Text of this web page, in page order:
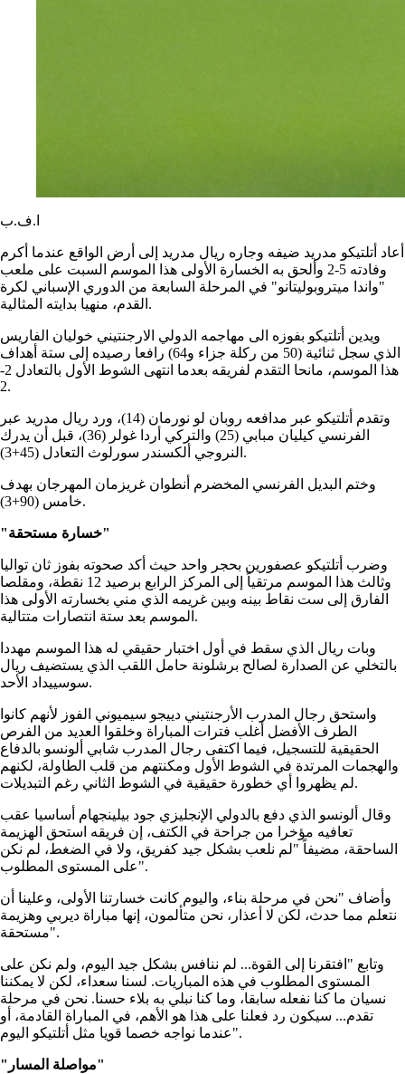
ا.ف.ب
أعاد أتلتيكو مدريد ضيفه وجاره ريال مدريد إلى أرض الواقع عندما أكرم
وفادته 5-2 وألحق به الخسارة الأولى هذا الموسم السبت على ملعب
"واندا ميتروبوليتانو" في المرحلة السابعة من الدوري الإسباني لكرة
القدم، منهيا بدايته المثالية.
ويدين أتلتيكو بفوزه الى مهاجمه الدولي الارجنتيني خوليان الفاريس
الذي سجل ثنائية (50 من ركلة جزاء و64) رافعا رصيده إلى ستة أهداف
هذا الموسم، مانحا التقدم لفريقه بعدما انتهى الشوط الأول بالتعادل 2-
2.
وتقدم أتلتيكو عبر مدافعه روبان لو نورمان (14)، ورد ريال مدريد عبر
الفرنسي كيليان مبابي (25) والتركي أردا غولر (36)، قبل أن يدرك
النروجي ألكسندر سورلوث التعادل (45+3).
وختم البديل الفرنسي المخضرم أنطوان غريزمان المهرجان بهدف
خامس (90+3).
"خسارة مستحقة"
وضرب أتلتيكو عصفورين بحجر واحد حيث أكد صحوته بفوز ثان تواليا
وثالث هذا الموسم مرتقياً إلى المركز الرابع برصيد 12 نقطة، ومقلصا
الفارق إلى ست نقاط بينه وبين غريمه الذي مني بخسارته الأولى هذا
الموسم بعد ستة انتصارات متتالية.
وبات ريال الذي سقط في أول اختبار حقيقي له هذا الموسم مهددا
بالتخلي عن الصدارة لصالح برشلونة حامل اللقب الذي يستضيف ريال
سوسييداد الأحد.
واستحق رجال المدرب الأرجنتيني دييجو سيميوني الفوز لأنهم كانوا
الطرف الأفضل أغلب فترات المباراة وخلقوا العديد من الفرص
الحقيقية للتسجيل، فيما اكتفى رجال المدرب شابي ألونسو بالدفاع
والهجمات المرتدة في الشوط الأول ومكنتهم من قلب الطاولة، لكنهم
لم يظهروا أي خطورة حقيقية في الشوط الثاني رغم التبديلات.
وقال ألونسو الذي دفع بالدولي الإنجليزي جود بيلينجهام أساسيا عقب
تعافيه مؤخرا من جراحة في الكتف، إن فريقه استحق الهزيمة
الساحقة، مضيفاً "لم نلعب بشكل جيد كفريق، ولا في الضغط، لم نكن
على المستوى المطلوب".
وأضاف "نحن في مرحلة بناء، واليوم كانت خسارتنا الأولى، وعلينا أن
نتعلم مما حدث، لكن لا أعذار، نحن متألمون، إنها مباراة ديربي وهزيمة
مستحقة".
وتابع "افتقرنا إلى القوة... لم ننافس بشكل جيد اليوم، ولم نكن على
المستوى المطلوب في هذه المباريات. لسنا سعداء، لكن لا يمكننا
نسيان ما كنا نفعله سابقا، وما كنا نبلي به بلاء حسنا. نحن في مرحلة
تقدم... سيكون رد فعلنا على هذا هو الأهم، في المباراة القادمة، أو
عندما نواجه خصما قويا مثل أتلتيكو اليوم".
"مواصلة المسار"